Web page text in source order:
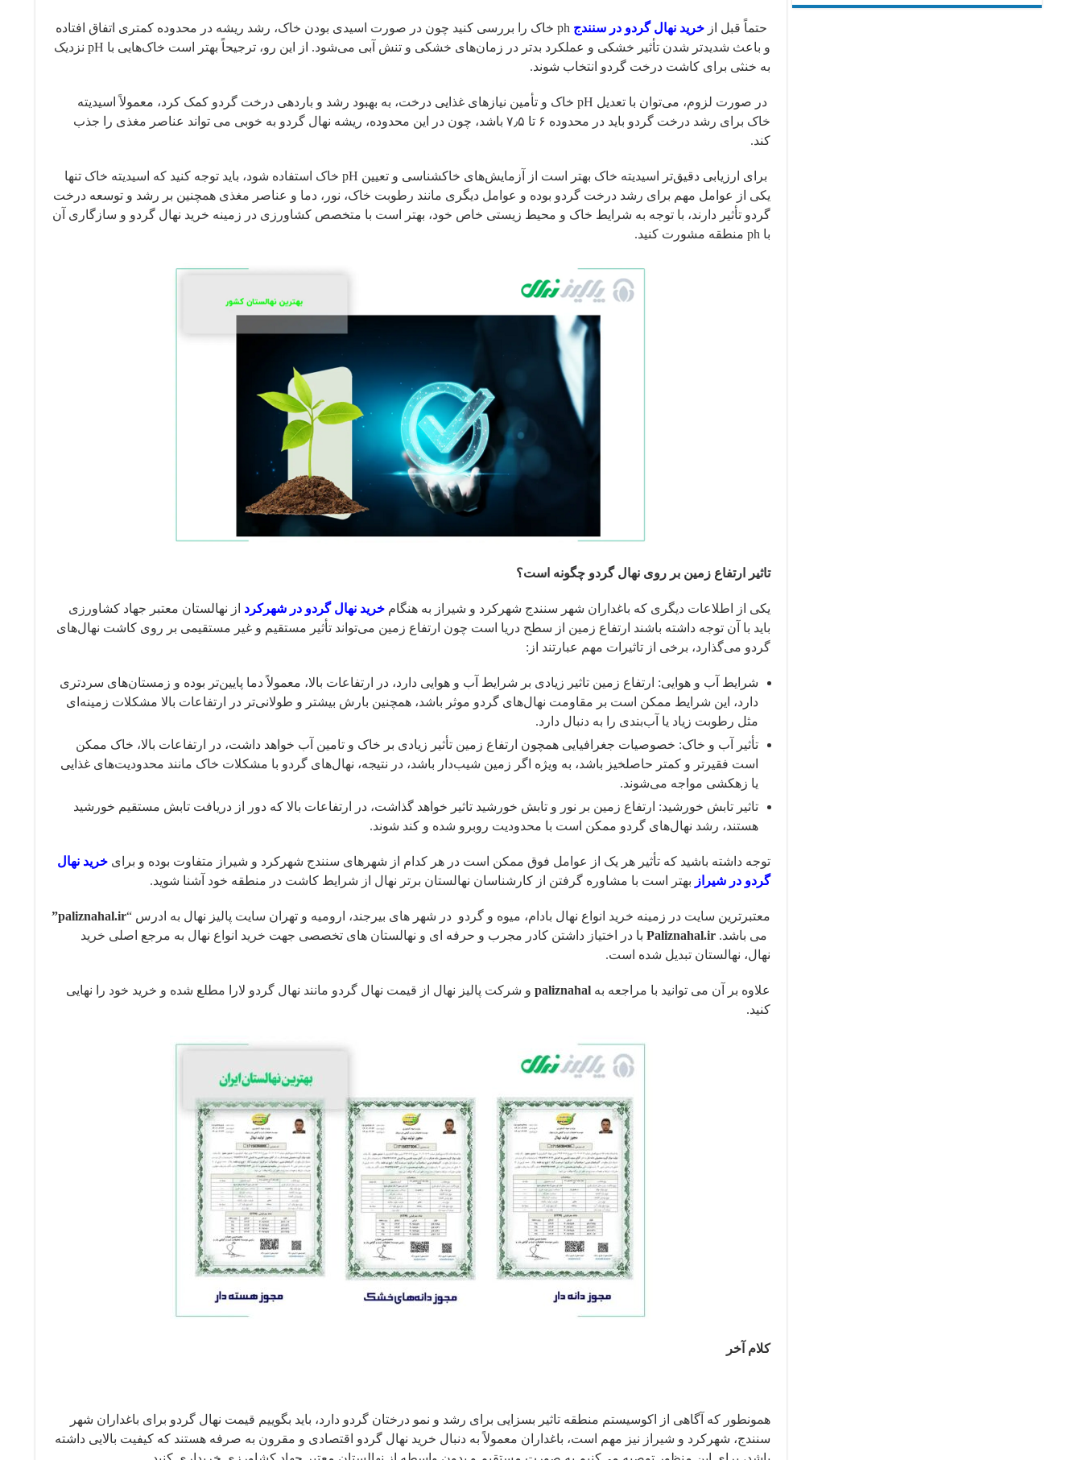
حتماً قبل از خرید نهال گردو در سنندج
ph خاک را بررسی کنید چون در صورت اسیدی بودن خاک، رشد ریشه در محدوده کمتری اتفاق افتاده
و باعث شدیدتر شدن تأثیر خشکی و عملکرد بدتر در زمان‌های خشکی و تنش آبی می‌شود. از این رو، ترجیحاً بهتر است خاک‌هایی با pH نزدیک
به خنثی برای کاشت درخت گردو انتخاب شوند.
در صورت لزوم، می‌توان با تعدیل pH خاک و تأمین نیازهای غذایی درخت، به بهبود رشد و باردهی درخت گردو کمک کرد، معمولاً اسیدیته
خاک برای رشد درخت گردو باید در محدوده ۶ تا ۷٫۵ باشد، چون در این محدوده، ریشه نهال گردو به خوبی می تواند عناصر مغذی را جذب
کند.
برای ارزیابی دقیق‌تر اسیدیته خاک بهتر است از آزمایش‌های خاکشناسی و تعیین pH خاک استفاده شود، باید توجه کنید که اسیدیته خاک تنها
یکی از عوامل مهم برای رشد درخت گردو بوده و عوامل دیگری مانند رطوبت خاک، نور، دما و عناصر مغذی همچنین بر رشد و توسعه درخت
گردو تأثیر دارند، با توجه به شرایط خاک و محیط زیستی خاص خود، بهتر است با متخصص کشاورزی در زمینه خرید نهال گردو و سازگاری آن
با ph منطقه مشورت کنید.
تاثیر ارتفاع زمین بر روی نهال گردو چگونه است؟
یکی از اطلاعات دیگری که باغداران شهر سنندج شهرکرد و شیراز به هنگام خرید نهال گردو در شهرکرد از نهالستان معتبر جهاد کشاورزی
باید با آن توجه داشته باشند ارتفاع زمین از سطح دریا است چون ارتفاع زمین می‌تواند تأثیر مستقیم و غیر مستقیمی بر روی کاشت نهال‌های
گردو می‌گذارد، برخی از تاثیرات مهم عبارتند از:
شرایط آب و هوایی: ارتفاع زمین تاثیر زیادی بر شرایط آب و هوایی دارد، در ارتفاعات بالا، معمولاً دما پایین‌تر بوده و زمستان‌های سردتری
دارد، این شرایط ممکن است بر مقاومت نهال‌های گردو موثر باشد، همچنین بارش بیشتر و طولانی‌تر در ارتفاعات بالا مشکلات زمینه‌ای
مثل رطوبت زیاد یا آب‌بندی را به دنبال دارد.
تأثیر آب و خاک: خصوصیات جغرافیایی همچون ارتفاع زمین تأثیر زیادی بر خاک و تامین آب خواهد داشت، در ارتفاعات بالا، خاک ممکن
است فقیرتر و کمتر حاصلخیز باشد، به ویژه اگر زمین شیب‌دار باشد، در نتیجه، نهال‌های گردو با مشکلات خاک مانند محدودیت‌های غذایی
یا زهکشی مواجه می‌شوند.
تاثیر تابش خورشید: ارتفاع زمین بر نور و تابش خورشید تاثیر خواهد گذاشت، در ارتفاعات بالا که دور از دریافت تابش مستقیم خورشید
هستند، رشد نهال‌های گردو ممکن است با محدودیت روبرو شده و کند شوند.
توجه داشته باشید که تأثیر هر یک از عوامل فوق ممکن است در هر کدام از شهرهای سنندج شهرکرد و شیراز متفاوت بوده و برای خرید نهال‌
گردو در شیراز بهتر است با مشاوره گرفتن از کارشناسان نهالستان برتر نهال از شرایط کاشت در منطقه خود آشنا شوید.
معتبرترین سایت در زمینه خرید انواع نهال بادام، میوه و گردو در شهر های بیرجند، ارومیه و تهران سایت پالیز نهال به ادرس “paliznahal.ir”
می باشد. Paliznahal.ir با در اختیاز داشتن کادر مجرب و حرفه ای و نهالستان های تخصصی جهت خرید انواع نهال به مرجع اصلی خرید
نهال، نهالستان تبدیل شده است.
علاوه بر آن می توانید با مراجعه به paliznahal و شرکت پالیز نهال از قیمت نهال گردو مانند نهال گردو لارا مطلع شده و خرید خود را نهایی
کنید.
کلام آخر
همونطور که آگاهی از اکوسیستم منطقه تاثیر بسزایی برای رشد و نمو درختان گردو دارد، باید بگوییم قیمت نهال گردو برای باغداران شهر
سنندج، شهرکرد و شیراز نیز مهم است، باغداران معمولاً به دنبال خرید نهال گردو اقتصادی و مقرون به صرفه هستند که کیفیت بالایی داشته